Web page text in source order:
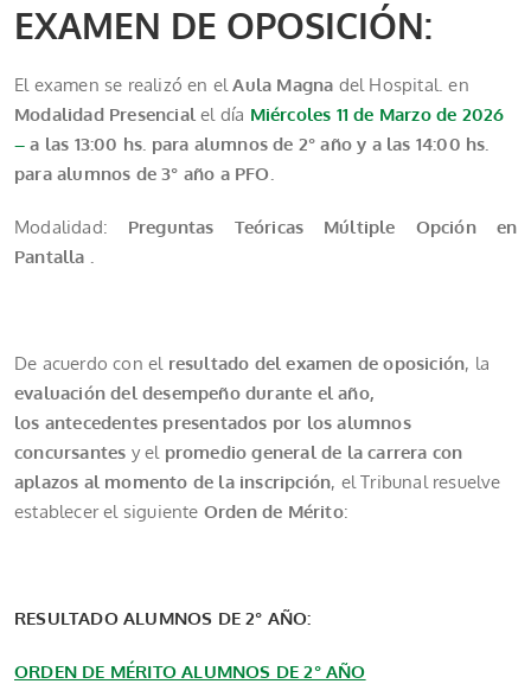
EXAMEN DE OPOSICIÓN:
El examen se realizó en elAula Magna del Hospital. en
Modalidad Presencial el día Miércoles 11 de Marzo de 2026
–a las 13:00 hs. para alumnos de 2° año y a las 14:00 hs.
para alumnos de 3° año a PFO.
Modalidad: Preguntas Teóricas Múltiple Opción en
Pantalla .
De acuerdo con el resultado del examen de oposición, la
evaluación del desempeño durante el año,
los antecedentes presentados por los alumnos
concursantes y el promedio general de la carrera con
aplazos al momento de la inscripción, el Tribunal resuelve
establecer el siguiente Orden de Mérito:
RESULTADO ALUMNOS DE 2° AÑO:
ORDEN DE MÉRITO ALUMNOS DE 2° AÑO